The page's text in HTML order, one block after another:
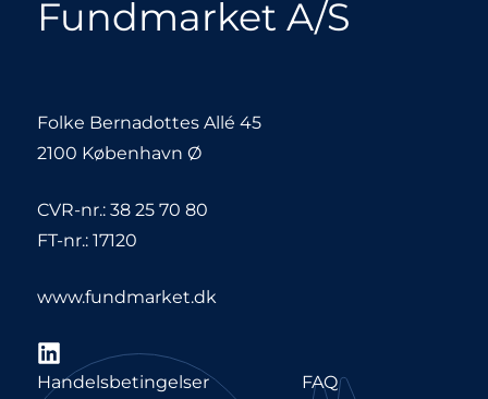
Fundmarket A/S
Folke Bernadottes Allé 45
2100 København Ø
CVR-nr.: 38 25 70 80
FT-nr.: 17120
www.fundmarket.dk
LinkedIn
Handelsbetingelser
FAQ